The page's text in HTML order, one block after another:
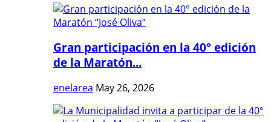
Gran participación en la 40° edición
de la Maratón...
enelarea May 26, 2026